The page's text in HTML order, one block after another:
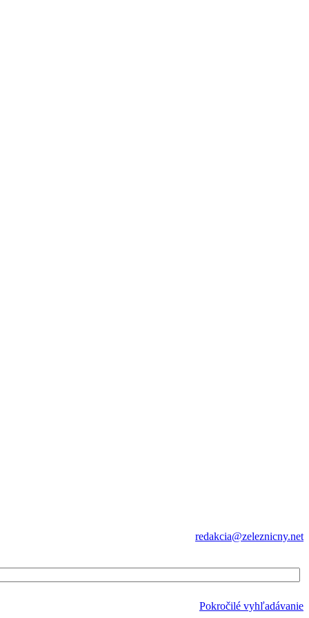
redakcia@zeleznicny.net
Pokročilé vyhľadávanie